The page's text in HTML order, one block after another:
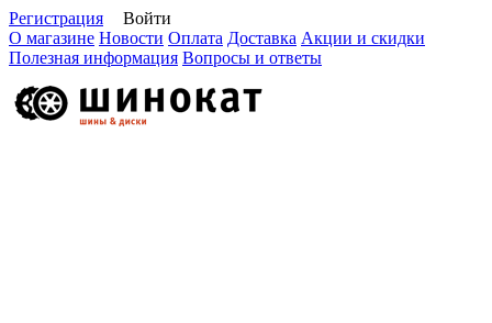
Регистрация
Войти
О магазине Новости Оплата Доставка Акции и скидки
Полезная информация Вопросы и ответы